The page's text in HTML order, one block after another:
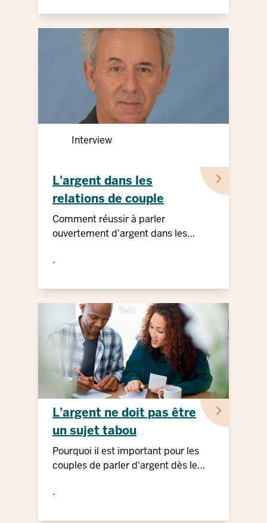
Interview
L'argent dans les
relations de couple
Comment réussir à parler
ouvertement d'argent dans les
.
L'argent ne doit pas être
un sujet tabou
Pourquoi il est important pour les
couples de parler d'argent dès le
.